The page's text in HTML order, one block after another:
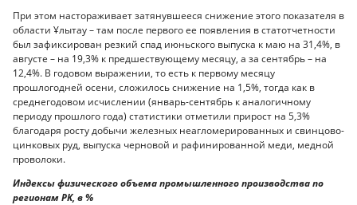
При этом настораживает затянувшееся снижение этого показателя в
области Ұлытау – там после первого ее появления в статотчетности
был зафиксирован резкий спад июньского выпуска к маю на 31,4%, в
августе – на 19,3% к предшествующему месяцу, а за сентябрь – на
12,4%. В годовом выражении, то есть к первому месяцу
прошлогодней осени, сложилось снижение на 1,5%, тогда как в
среднегодовом исчислении (январь-сентябрь к аналогичному
периоду прошлого года) статистики отметили прирост на 5,3%
благодаря росту добычи железных неагломерированных и свинцово-
цинковых руд, выпуска черновой и рафинированной меди, медной
проволоки.
Индексы физического объема промышленного производства по
регионам РК, в %